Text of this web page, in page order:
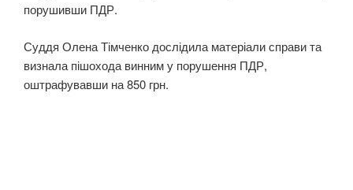
порушивши ПДР.
Суддя Олена Тімченко дослідила матеріали справи та
визнала пішохода винним у порушення ПДР,
оштрафувавши на 850 грн.